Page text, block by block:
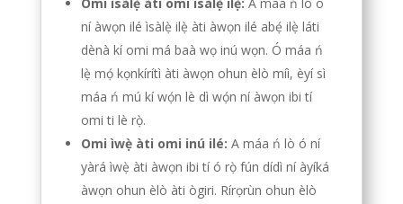
ní àwọn ilé ìsàlẹ̀ ilẹ̀ àti àwọn ilé abẹ́ ilẹ̀ láti
dènà kí omi má baà wọ inú wọn. Ó máa ń
lẹ̀ mọ́ kọnkírítì àti àwọn ohun èlò míì, èyí sì
máa ń mú kí wọ́n lè dì wọ́n ní àwọn ibi tí
omi ti lè rọ̀.
Omi ìwẹ̀ àti omi inú ilé: A máa ń lò ó ní
yàrá ìwẹ̀ àti àwọn ibi tí ó rọ̀ fún dídì ní àyíká
àwọn ohun èlò àti ògiri. Rírọrùn ohun èlò